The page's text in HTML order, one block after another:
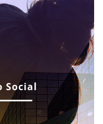
Social